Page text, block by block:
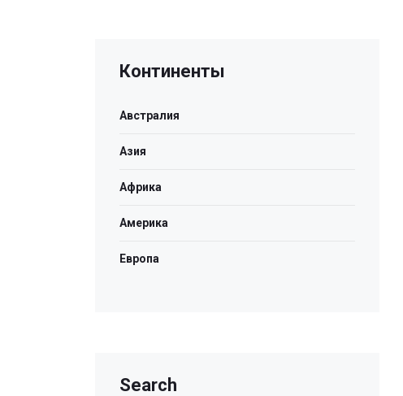
Континенты
Австралия
Азия
Африка
Америка
Европа
Search